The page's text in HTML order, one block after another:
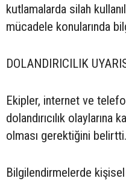
kutlamalarda silah
mücadele konularında
DOLANDIRICILIK
Ekipler, internet ve
dolandırıcılık olaylarına
olması gerektiğini belirtti.
Bilgilendirmelerde